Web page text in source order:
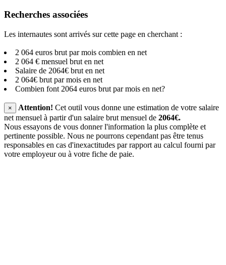
Recherches associées
Les internautes sont arrivés sur cette page en cherchant :
2 064 euros brut par mois combien en net
2 064 € mensuel brut en net
Salaire de 2064€ brut en net
2 064€ brut par mois en net
Combien font 2064 euros brut par mois en net?
× Attention! Cet outil vous donne une estimation de votre salaire
net mensuel à partir d'un salaire brut mensuel de 2064€.
Nous essayons de vous donner l'information la plus complète et
pertinente possible. Nous ne pourrons cependant pas être tenus
responsables en cas d'inexactitudes par rapport au calcul fourni par
votre employeur ou à votre fiche de paie.